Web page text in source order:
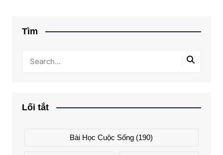
Tìm
Lối tắt
Bài Học Cuộc Sống (190)